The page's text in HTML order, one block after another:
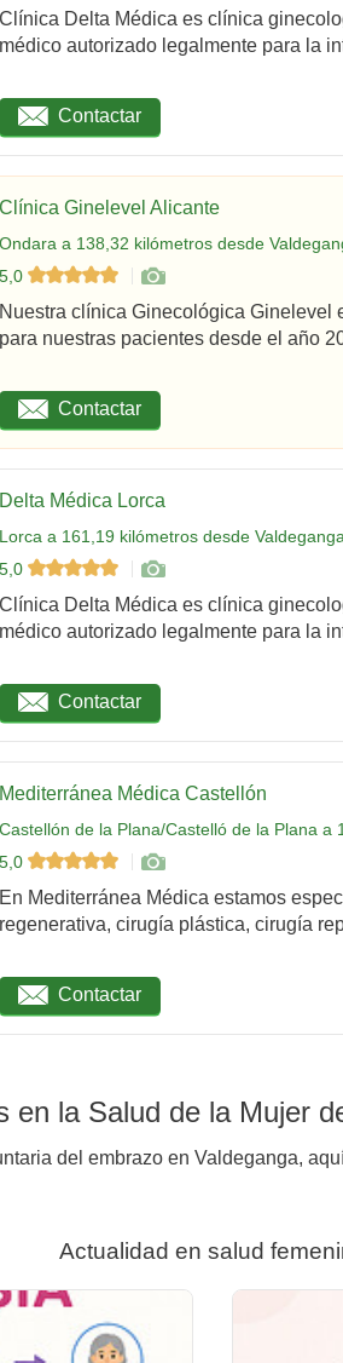
Clínica Delta Médica es clínica
médico autorizado legalmente para la
Contactar
Clínica Ginelevel Alicante
Ondara a 138,32 kilómetros desde
5,0
Nuestra clínica Ginecológica Ginelevel
para nuestras pacientes desde el año
Contactar
Delta Médica Lorca
Lorca a 161,19 kilómetros desde
5,0
Clínica Delta Médica es clínica
médico autorizado legalmente para la
Contactar
Mediterránea Médica Castellón
Castellón de la Plana/Castelló de la Plana
5,0
En Mediterránea Médica estamos
regenerativa, cirugía plástica, cirugía
Contactar
en la Salud de la Mujer
del embrazo en Valdeganga,
Actualidad en salud